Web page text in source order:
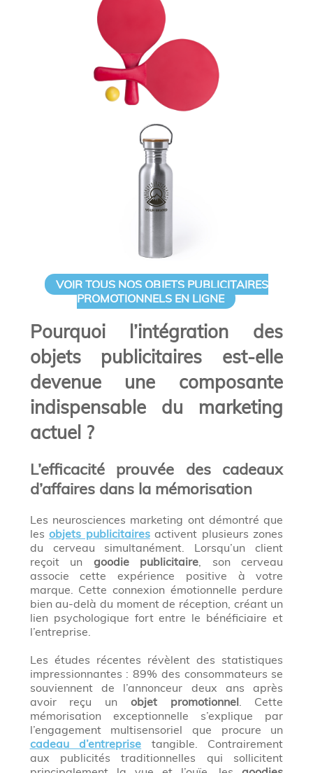
VOIR TOUS NOS OBJETS PUBLICITAIRES
PROMOTIONNELS EN LIGNE
Pourquoi l’intégration des
objets publicitaires est-elle
devenue une composante
indispensable du marketing
actuel ?
L’efficacité prouvée des cadeaux
d’affaires dans la mémorisation
Les neurosciences marketing ont démontré que
lesobjets publicitairesactivent plusieurs zones
du cerveau simultanément. Lorsqu’un client
reçoit un goodie publicitaire, son cerveau
associe cette expérience positive à votre
marque. Cette connexion émotionnelle perdure
bien au-delà du moment de réception, créant un
lien psychologique fort entre le bénéficiaire et
l’entreprise.
Les études récentes révèlent des statistiques
impressionnantes : 89% des consommateurs se
souviennent de l’annonceur deux ans après
avoir reçu un objet promotionnel. Cette
mémorisation exceptionnelle s’explique par
l’engagement multisensoriel que procure un
cadeau d’entreprise tangible. Contrairement
aux publicités traditionnelles qui sollicitent